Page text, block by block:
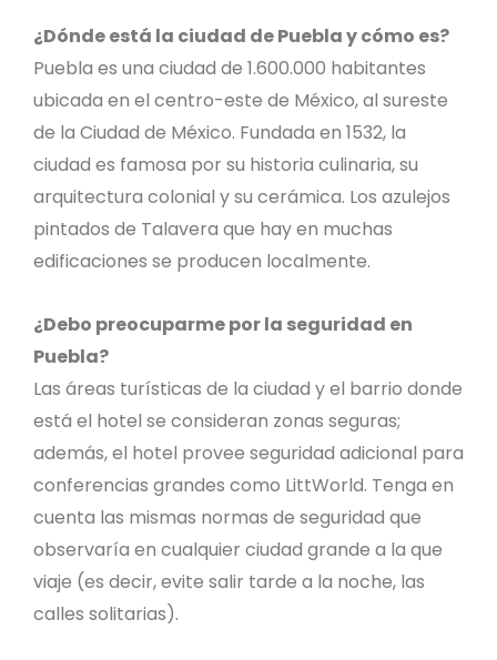
¿Dónde está la ciudad de Puebla y cómo es?
Puebla es una ciudad de 1.600.000 habitantes
ubicada en el centro-este de México, al sureste
de la Ciudad de México. Fundada en 1532, la
ciudad es famosa por su historia culinaria, su
arquitectura colonial y su cerámica. Los azulejos
pintados de Talavera que hay en muchas
edificaciones se producen localmente.
¿Debo preocuparme por la seguridad en
Puebla?
Las áreas turísticas de la ciudad y el barrio donde
está el hotel se consideran zonas seguras;
además, el hotel provee seguridad adicional para
conferencias grandes como LittWorld. Tenga en
cuenta las mismas normas de seguridad que
observaría en cualquier ciudad grande a la que
viaje (es decir, evite salir tarde a la noche, las
calles solitarias).